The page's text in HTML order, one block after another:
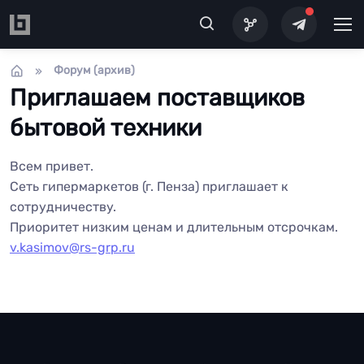
Форум (архив)
Приглашаем поставщиков
бытовой техники
Всем привет.
Сеть гипермаркетов (г. Пенза) приглашает к
сотрудничеству.
Приоритет низким ценам и длительным отсрочкам.
v.kasimov@rs-grp.ru